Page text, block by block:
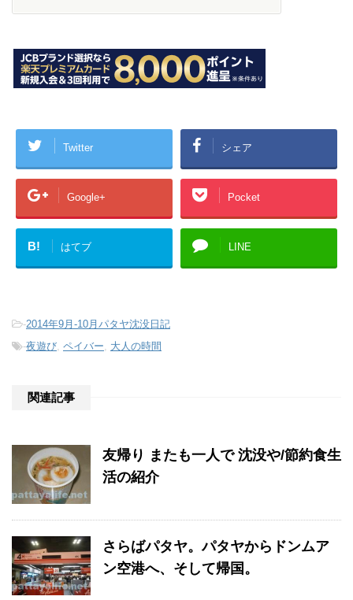
Twitter シェア
Google+ Pocket
B! はてブ LINE
-2014年9月-10月パタヤ沈没日記
-夜遊び ペイバー 大人の時間
関連記事
友帰り またも一人で 沈没や/節約食生
活の紹介
さらばパタヤ。パタヤからドンムア
ン空港へ、そして帰国。